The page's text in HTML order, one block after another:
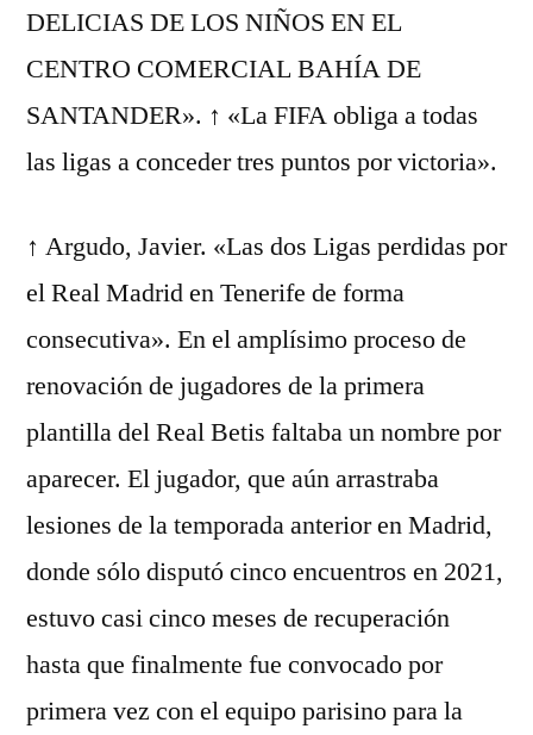
DELICIAS DE LOS NIÑOS EN EL
CENTRO COMERCIAL BAHÍA DE
SANTANDER». ↑ «La FIFA obliga a todas
las ligas a conceder tres puntos por victoria».
↑ Argudo, Javier. «Las dos Ligas perdidas por
el Real Madrid en Tenerife de forma
consecutiva». En el amplísimo proceso de
renovación de jugadores de la primera
plantilla del Real Betis faltaba un nombre por
aparecer. El jugador, que aún arrastraba
lesiones de la temporada anterior en Madrid,
donde sólo disputó cinco encuentros en 2021,
estuvo casi cinco meses de recuperación
hasta que finalmente fue convocado por
primera vez con el equipo parisino para la